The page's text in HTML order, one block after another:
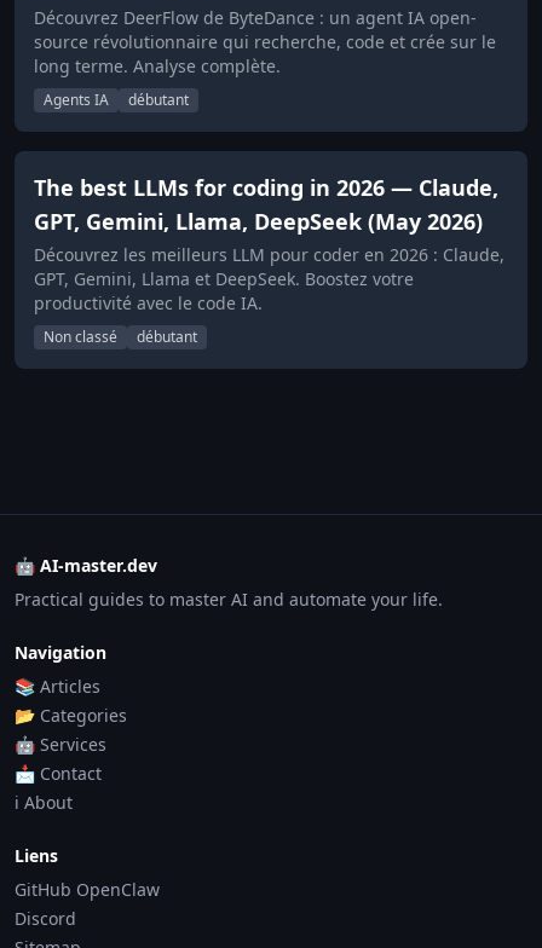
Découvrez DeerFlow de ByteDance : un agent IA open-
source révolutionnaire qui recherche, code et crée sur le
long terme. Analyse complète.
Agents IA débutant
The best LLMs for coding in 2026 — Claude,
GPT, Gemini, Llama, DeepSeek (May 2026)
Découvrez les meilleurs LLM pour coder en 2026 : Claude,
GPT, Gemini, Llama et DeepSeek. Boostez votre
productivité avec le code IA.
Non classé débutant
🤖 AI-master.dev
Practical guides to master AI and automate your life.
Navigation
📚 Articles
📂 Categories
🤖 Services
📩 Contact
ℹ️ About
Liens
GitHub OpenClaw
Discord